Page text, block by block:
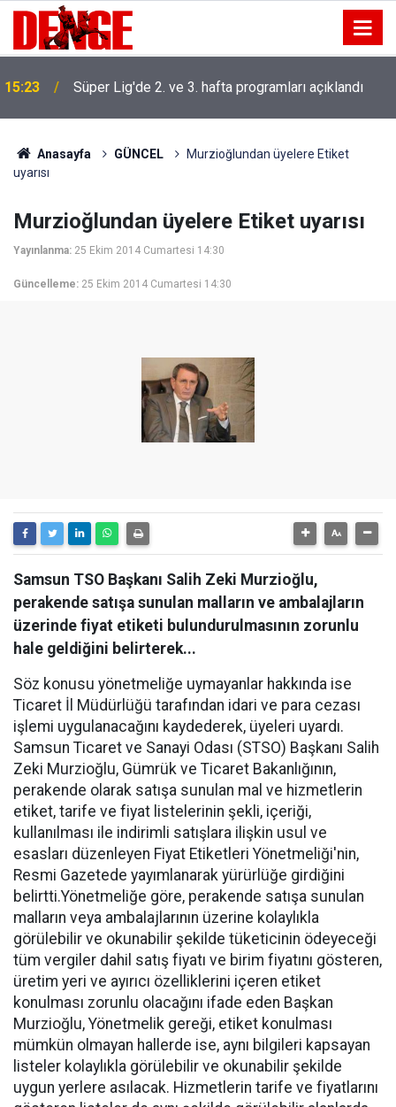
15:23 Süper Lig'de 2. ve 3. hafta programları açıklandı
Anasayfa GÜNCEL
Murzioğlundan üyelere Etiket
uyarısı
Murzioğlundan üyelere Etiket uyarısı
Yayınlanma: 25 Ekim 2014 Cumartesi 14:30
Güncelleme: 25 Ekim 2014 Cumartesi 14:30
Samsun TSO Başkanı Salih Zeki Murzioğlu,
perakende satışa sunulan malların ve ambalajların
üzerinde fiyat etiketi bulundurulmasının zorunlu
hale geldiğini belirterek...
Söz konusu yönetmeliğe uymayanlar hakkında ise
Ticaret İl Müdürlüğü tarafından idari ve para cezası
işlemi uygulanacağını kaydederek, üyeleri uyardı.
Samsun Ticaret ve Sanayi Odası (STSO) Başkanı Salih
Zeki Murzioğlu, Gümrük ve Ticaret Bakanlığının,
perakende olarak satışa sunulan mal ve hizmetlerin
etiket, tarife ve fiyat listelerinin şekli, içeriği,
kullanılması ile indirimli satışlara ilişkin usul ve
esasları düzenleyen Fiyat Etiketleri Yönetmeliği'nin,
Resmi Gazetede yayımlanarak yürürlüğe girdiğini
belirtti.Yönetmeliğe göre, perakende satışa sunulan
malların veya ambalajlarının üzerine kolaylıkla
görülebilir ve okunabilir şekilde tüketicinin ödeyeceği
tüm vergiler dahil satış fiyatı ve birim fiyatını gösteren,
üretim yeri ve ayırıcı özelliklerini içeren etiket
konulması zorunlu olacağını ifade eden Başkan
Murzioğlu, Yönetmelik gereği, etiket konulması
mümkün olmayan hallerde ise, aynı bilgileri kapsayan
listeler kolaylıkla görülebilir ve okunabilir şekilde
uygun yerlere asılacak. Hizmetlerin tarife ve fiyatlarını